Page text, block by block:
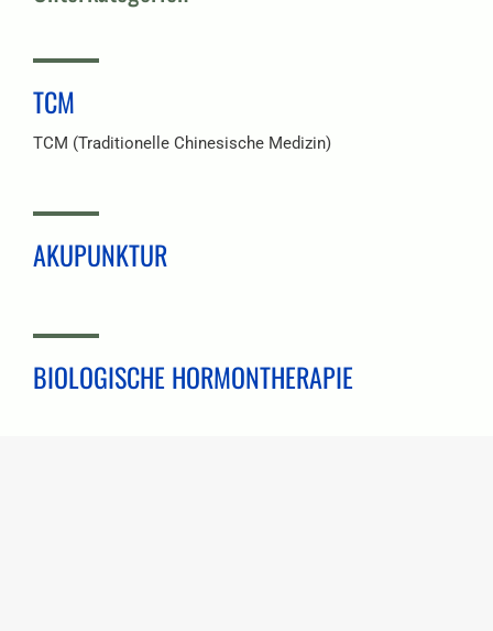
TCM
TCM (Traditionelle Chinesische Medizin)
AKUPUNKTUR
BIOLOGISCHE HORMONTHERAPIE